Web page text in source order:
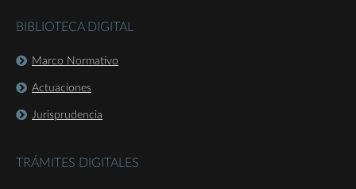
BIBLIOTECA DIGITAL
Marco Normativo
Actuaciones
Jurisprudencia
TRÁMITES DIGITALES